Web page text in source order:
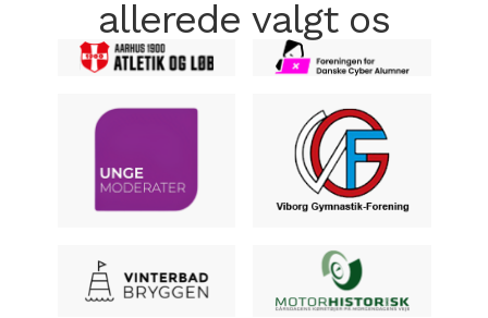
allerede valgt os